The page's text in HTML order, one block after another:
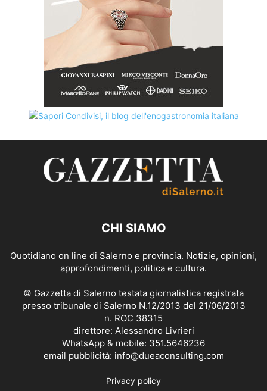
CHI SIAMO
Quotidiano on line di Salerno e provincia. Notizie, opinioni,
approfondimenti, politica e cultura.
© Gazzetta di Salerno testata giornalistica registrata
presso tribunale di Salerno N.12/2013 del 21/06/2013
n. ROC 38315
direttore: Alessandro Livrieri
WhatsApp & mobile: 351.5646236
email pubblicità: info@dueaconsulting.com
Privacy policy